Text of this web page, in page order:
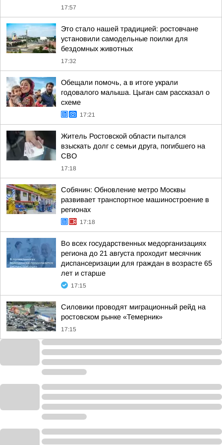
17:57
Это стало нашей традицией: ростовчане
установили самодельные поилки для
бездомных животных
17:32
Обещали помочь, а в итоге украли
годовалого малыша. Цыган сам рассказал о
схеме
17:21
Житель Ростовской области пытался
взыскать долг с семьи друга, погибшего на
СВО
17:18
Собянин: Обновление метро Москвы
развивает транспортное машиностроение в
регионах
17:18
Во всех государственных медорганизациях
региона до 21 августа проходит месячник
диспансеризации для граждан в возрасте 65
лет и старше
17:15
Силовики проводят миграционный рейд на
ростовском рынке «Темерник»
17:15